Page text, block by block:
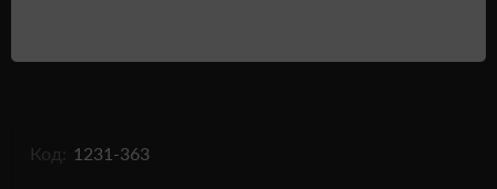
Код: 1231-363